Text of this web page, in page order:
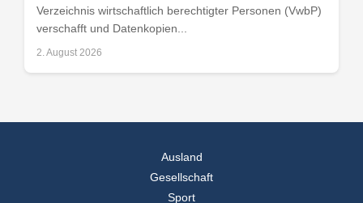
Verzeichnis wirtschaftlich berechtigter Personen (VwbP)
verschafft und Datenkopien...
2. August 2026
Ausland
Gesellschaft
Sport